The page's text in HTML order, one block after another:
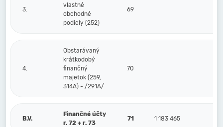
3.
vlastné
obchodné
podiely (252)
69
4.
Obstarávaný
krátkodobý
finančný
majetok (259,
314A) - /291A/
70
B.V.
Finančné účty
r. 72 + r. 73
71 1 183 465